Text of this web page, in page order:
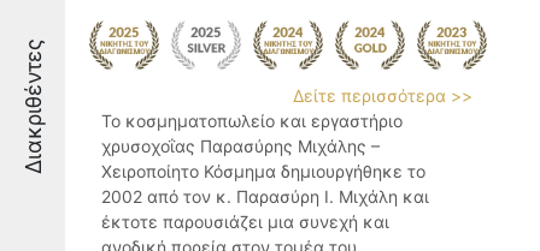
Διακριθέντες
Δείτε περισσότερα >>
Το κοσμηματοπωλείο και εργαστήριο
χρυσοχοΐας Παρασύρης Μιχάλης –
Χειροποίητο Κόσμημα δημιουργήθηκε το
2002 από τον κ. Παρασύρη Ι. Μιχάλη και
έκτοτε παρουσιάζει μια συνεχή και
ανοδική πορεία στον τομέα του